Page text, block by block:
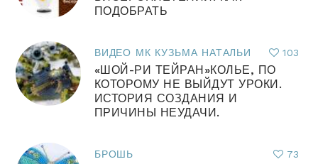
ПОДОБРАТЬ
ВИДЕО МК КУЗЬМА НАТАЛЬИ 103
«ШОЙ-РИ ТЕЙРАН»КОЛЬЕ, ПО
КОТОРОМУ НЕ ВЫЙДУТ УРОКИ.
ИСТОРИЯ СОЗДАНИЯ И
ПРИЧИНЫ НЕУДАЧИ.
БРОШЬ 73